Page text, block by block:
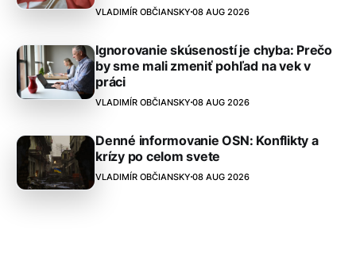
VLADIMÍR OBČIANSKY 08 AUG 2026
Ignorovanie skúseností je chyba: Prečo
by sme mali zmeniť pohľad na vek v
práci
VLADIMÍR OBČIANSKY 08 AUG 2026
Denné informovanie OSN: Konflikty a
krízy po celom svete
VLADIMÍR OBČIANSKY 08 AUG 2026